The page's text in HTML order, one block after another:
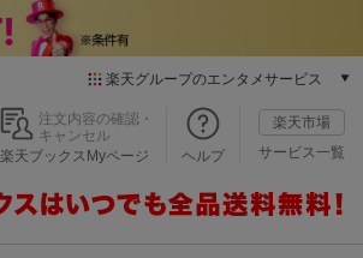
楽天グループのエンタメサービス
本/ゲーム/CD/DVD
楽天ブックス
楽天Kobo
注文内容の確認・
キャンセル
楽天ブックスMyページ
ヘルプ
楽天市場
サービス一覧